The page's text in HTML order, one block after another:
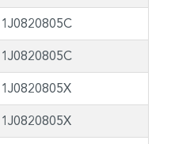
1J0820805C
1J0820805C
1J0820805X
1J0820805X